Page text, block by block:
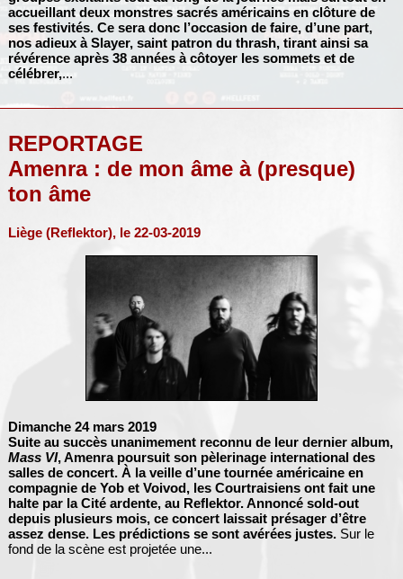
accueillant deux monstres sacrés américains en clôture de
ses festivités. Ce sera donc l’occasion de faire, d’une part,
nos adieux àSlayer, saint patron du thrash, tirant ainsi sa
révérence après 38 années à côtoyer les sommets et de
célébrer,...
REPORTAGE
Amenra : de mon âme à (presque)
ton âme
Liège (Reflektor), le 22-03-2019
Dimanche 24 mars 2019
Suite au succès unanimement reconnu de leur dernier album,
Mass VI,Amenrapoursuit son pèlerinage international des
salles de concert. À la veille d’une tournée américaine en
compagnie de Yob etVoivod, les Courtraisiens ont fait une
halte par la Cité ardente, au Reflektor. Annoncé sold-out
depuis plusieurs mois, ce concert laissait présager d’être
assez dense. Les prédictions se sont avérées justes.Sur le
fond de la scène est projetée une...